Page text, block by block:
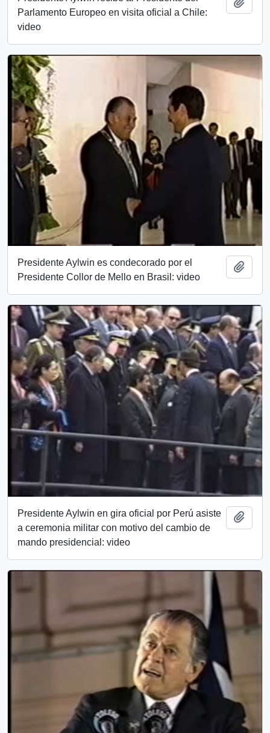
Parlamento Europeo en visita oficial a Chile:
video
Presidente Aylwin es condecorado por el
Presidente Collor de Mello en Brasil: video
Presidente Aylwin en gira oficial por Perú asiste
a ceremonia militar con motivo del cambio de
mando presidencial: video